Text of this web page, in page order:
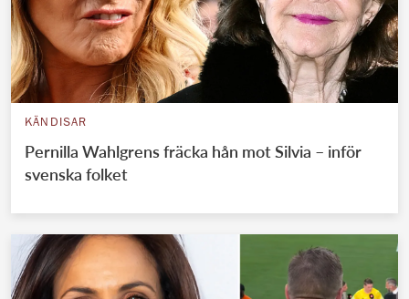
KÄNDISAR
Pernilla Wahlgrens fräcka hån mot Silvia – inför
svenska folket